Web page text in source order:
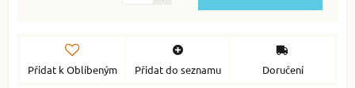
Přidat k Oblíbeným Přidat do seznamu Doručení